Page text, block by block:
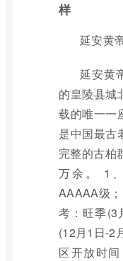
样
延安黄
延安黄
的皇陵县城
载的唯一一
是中国最古
完整的古柏
万余。 1
AAAAA级
考：旺季(3
(12月1日-2
区开放时